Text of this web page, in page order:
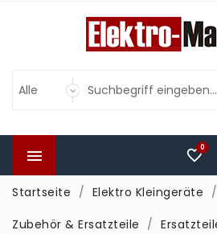
 0
Startseite Elektro Kleingeräte
Zubehör & Ersatzteile